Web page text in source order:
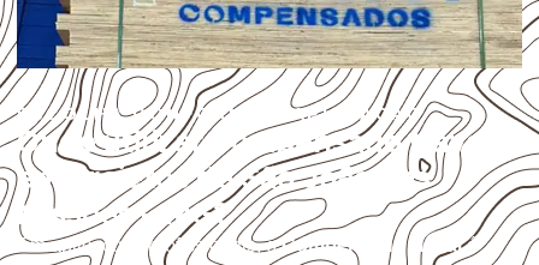
ESCOLHA CONFORME A APLICAÇÃO
Onde utilizar Compensado Naval
em projetos de São João das
Missões – MG?
Em aplicações profissionais, oCompensado Navalé